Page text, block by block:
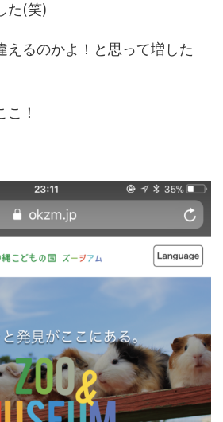
た(笑)
えるのかよ！と思って増した
！